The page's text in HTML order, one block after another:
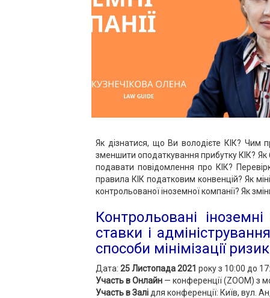
Як дізнатися, що Ви володієте КІК? Чим
зменшити оподаткування прибутку КІК? Як
подавати повідомлення про КІК?
правила КІК податковим конвенцій? Як
контрольованої іноземної компанії? Як
Контрольовані
ставки і
способи мінімізації
Дата: 25 Листопада 2021 року з 10:00 до
Участь в Онлайн — конференції (ZOOM) з
Участь в Залі для конференції: Київ, вул.